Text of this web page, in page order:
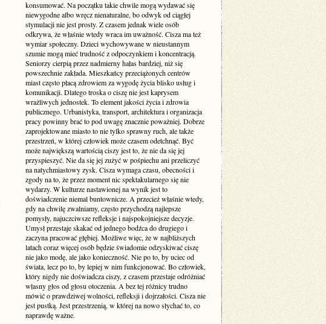
konsumować. Na początku takie chwile mogą wydawać się
niewygodne albo wręcz nienaturalne, bo odwyk od ciągłej
stymulacji nie jest prosty. Z czasem jednak wiele osób
odkrywa, że właśnie wtedy wraca im uważność. Cisza ma też
wymiar społeczny. Dzieci wychowywane w nieustannym
szumie mogą mieć trudność z odpoczynkiem i koncentracją.
Seniorzy cierpią przez nadmierny hałas bardziej, niż się
powszechnie zakłada. Mieszkańcy przeciążonych centrów
miast często płacą zdrowiem za wygodę życia blisko usług i
komunikacji. Dlatego troska o ciszę nie jest kaprysem
wrażliwych jednostek. To element jakości życia i zdrowia
publicznego. Urbanistyka, transport, architektura i organizacja
pracy powinny brać to pod uwagę znacznie poważniej. Dobrze
zaprojektowane miasto to nie tylko sprawny ruch, ale także
przestrzeń, w której człowiek może czasem odetchnąć. Być
może największą wartością ciszy jest to, że nie da się jej
przyspieszyć. Nie da się jej zużyć w pośpiechu ani przeliczyć
na natychmiastowy zysk. Cisza wymaga czasu, obecności i
zgody na to, że przez moment nic spektakularnego się nie
wydarzy. W kulturze nastawionej na wynik jest to
doświadczenie niemal buntownicze. A przecież właśnie wtedy,
gdy na chwilę zwalniamy, często przychodzą najlepsze
pomysły, najuczciwsze refleksje i najspokojniejsze decyzje.
Umysł przestaje skakać od jednego bodźca do drugiego i
zaczyna pracować głębiej. Możliwe więc, że w najbliższych
latach coraz więcej osób będzie świadomie odzyskiwać ciszę
nie jako modę, ale jako konieczność. Nie po to, by uciec od
świata, lecz po to, by lepiej w nim funkcjonować. Bo człowiek,
który nigdy nie doświadcza ciszy, z czasem przestaje odróżniać
własny głos od głosu otoczenia. A bez tej różnicy trudno
mówić o prawdziwej wolności, refleksji i dojrzałości. Cisza nie
jest pustką. Jest przestrzenią, w której na nowo słychać to, co
naprawdę ważne.